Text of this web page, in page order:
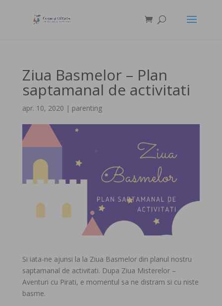
Ziua Basmelor – Plan
saptamanal de activitati
apr. 10, 2020 | parenting
Si iata-ne ajunsi la la Ziua Basmelor din planul nostru
saptamanal de activitati. Dupa Ziua Misterelor –
Aventuri cu Pirati, e momentul sa ne distram si cu niste
basme.